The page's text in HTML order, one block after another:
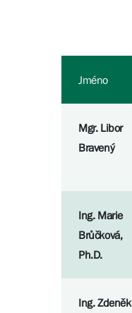
Jméno
Mgr. Libor
Bravený
Ing. Marie
Brůčková,
Ph.D.
Ing. Zdeněk